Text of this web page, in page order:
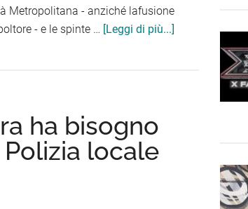
Metropolitana - anziché lafusione
- e le spinte … [Leggi di più...]
ha bisogno
locale